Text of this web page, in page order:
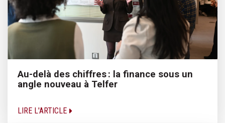
Au-delà des chiffres : la finance sous un
angle nouveau à Telfer
LIRE L'ARTICLE